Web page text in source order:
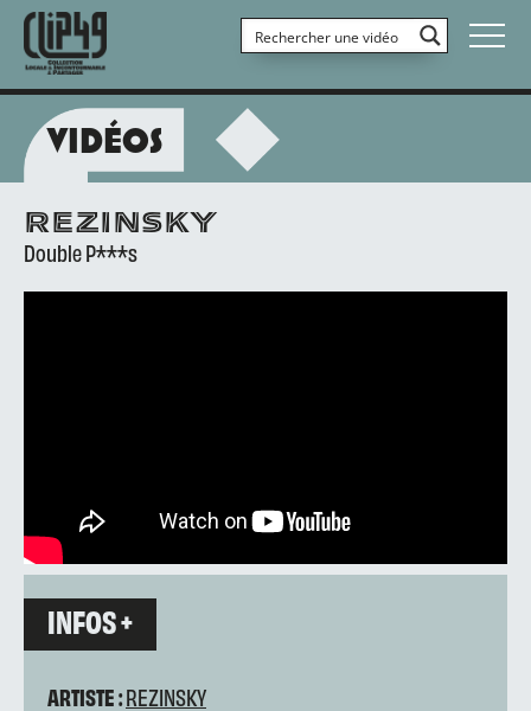
VIDÉOS
REZINSKY
Double P***s
INFOS +
ARTISTE :REZINSKY